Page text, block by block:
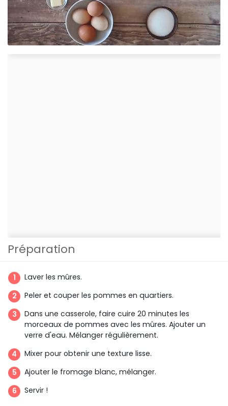
Préparation
Laver les mûres.
Peler et couper les pommes en quartiers.
Dans une casserole, faire cuire 20 minutes les
morceaux de pommes avec les mûres. Ajouter un
verre d'eau. Mélanger régulièrement.
Mixer pour obtenir une texture lisse.
Ajouter le fromage blanc, mélanger.
Servir !